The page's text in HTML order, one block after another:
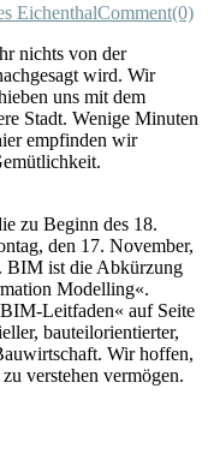
EichenthalComment(0)
nichts von der
wird. Wir
uns mit dem
Stadt. Wenige Minuten
empfinden wir
zu Beginn des 18.
den 17. November,
BIM ist die Abkürzung
Modelling«.
Leitfaden« auf Seite
bauteilorientierter,
Wir hoffen,
verstehen vermögen.